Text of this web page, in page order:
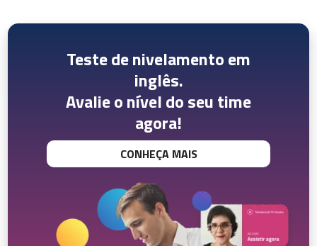
Teste de nivelamento em
inglês.
Avalie o nível do seu time
agora!
CONHEÇA MAIS